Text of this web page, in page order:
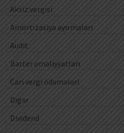
Aksiz vergisi
Amortizasiya ayırmaları
Audit
Barter əməliyyatları
Cari vergi ödəmələri
Digər
Dividend